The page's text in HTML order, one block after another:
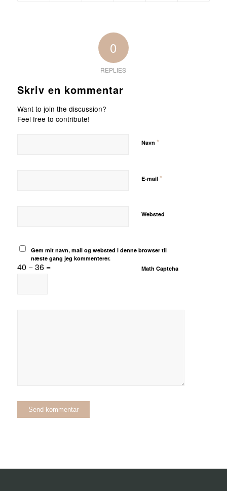
0
REPLIES
Skriv en kommentar
Want to join the discussion?
Feel free to contribute!
Navn *
E-mail *
Websted
Gem mit navn, mail og websted i denne browser til
næste gang jeg kommenterer.
Math Captcha
40 − 36 =